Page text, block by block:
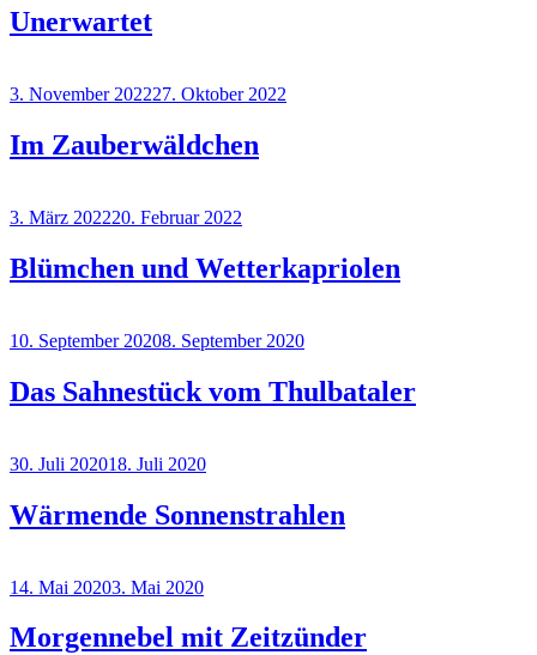
Unerwartet
Veröffentlicht
3. November 202227. Oktober 2022
Im Zauberwäldchen
Veröffentlicht
3. März 202220. Februar 2022
Blümchen und Wetterkapriolen
Veröffentlicht
10. September 20208. September 2020
Das Sahnestück vom Thulbataler
Veröffentlicht
30. Juli 202018. Juli 2020
Wärmende Sonnenstrahlen
Veröffentlicht
14. Mai 20203. Mai 2020
Morgennebel mit Zeitzünder